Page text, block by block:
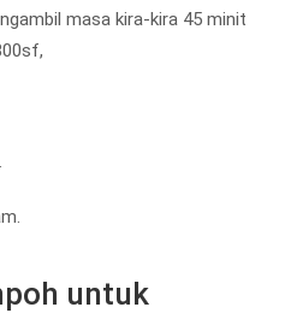
masa kira-kira 45 minit
untuk